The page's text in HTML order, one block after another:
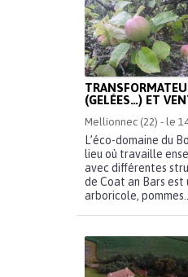
(GELÉES…) ET
Mellionnec (22) - le
L’éco-domaine du
lieu où travaille
avec différentes
de Coat an Bars est
arboricole, pommes...